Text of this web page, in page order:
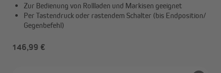
Zur Bedienung von Rollladen und Markisen geeignet
Per Tastendruck oder rastendem Schalter (bis Endposition/
Gegenbefehl)
146,99 €